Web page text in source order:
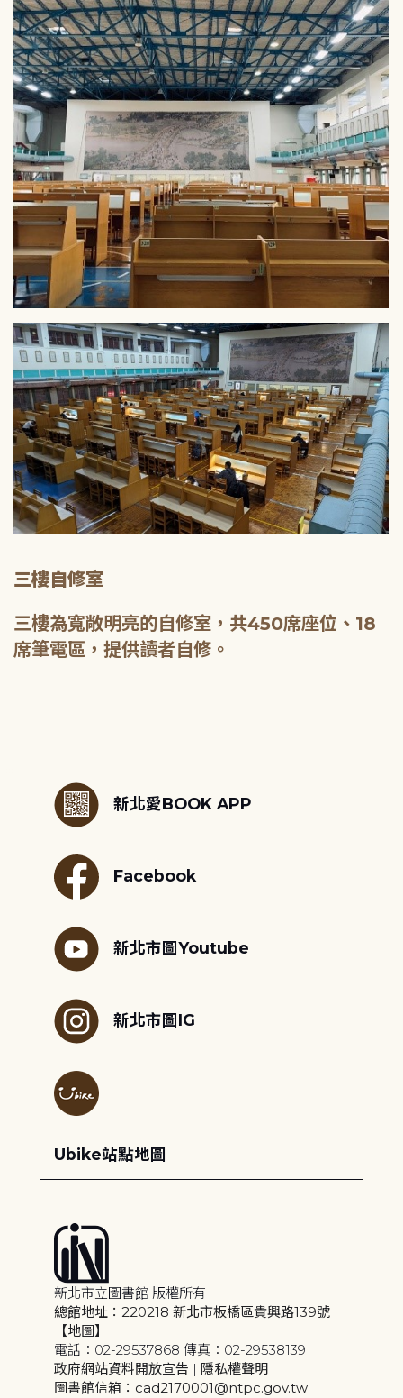
三樓自修室
三樓為寬敞明亮的自修室，共450席座位、18
席筆電區，提供讀者自修。
新北愛BOOK APP
Facebook
新北市圖Youtube
新北市圖IG
Ubike站點地圖
新北市立圖書館 版權所有
總館地址：220218 新北市板橋區貴興路139號
【地圖】
電話：02-29537868 傳真：02-29538139
政府網站資料開放宣告 | 隱私權聲明
圖書館信箱：cad2170001@ntpc.gov.tw